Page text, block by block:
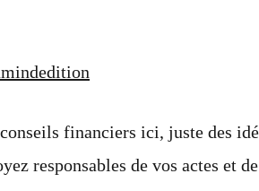
financiers ici, juste des
responsables de vos actes et